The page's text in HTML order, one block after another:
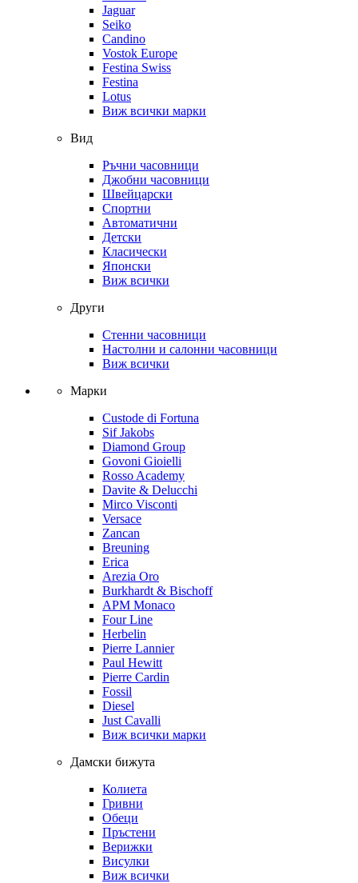
Jaguar
Seiko
Candino
Vostok Europe
Festina Swiss
Festina
Lotus
Виж всички марки
Вид
Ръчни часовници
Джобни часовници
Швейцарски
Спортни
Автоматични
Детски
Класически
Японски
Виж всички
Други
Стенни часовници
Настолни и салонни часовници
Виж всички
Марки
Custode di Fortuna
Sif Jakobs
Diamond Group
Govoni Gioielli
Rosso Academy
Davite & Delucchi
Mirco Visconti
Versace
Zancan
Breuning
Erica
Arezia Oro
Burkhardt & Bischoff
APM Monaco
Four Line
Herbelin
Pierre Lannier
Paul Hewitt
Pierre Cardin
Fossil
Diesel
Just Cavalli
Виж всички марки
Дамски бижута
Колиета
Гривни
Обеци
Пръстени
Верижки
Висулки
Виж всички